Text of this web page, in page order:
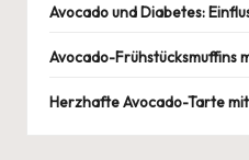
Avocado und Diabetes:
Avocado-Frühstücksmuffins
Herzhafte Avocado-Tarte